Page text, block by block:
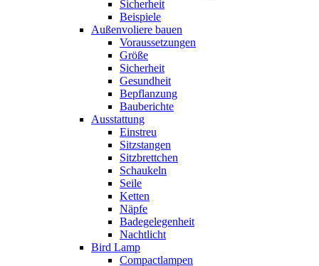
Sicherheit
Beispiele
Außenvoliere bauen
Voraussetzungen
Größe
Sicherheit
Gesundheit
Bepflanzung
Bauberichte
Ausstattung
Einstreu
Sitzstangen
Sitzbrettchen
Schaukeln
Seile
Ketten
Näpfe
Badegelegenheit
Nachtlicht
Bird Lamp
Compactlampen